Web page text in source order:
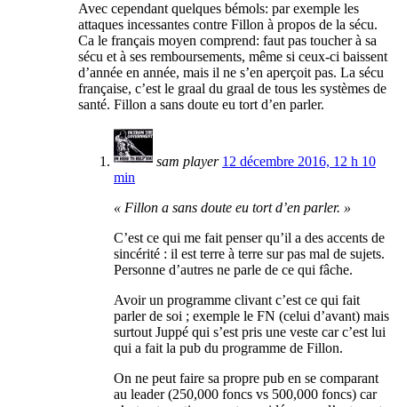
Avec cependant quelques bémols: par exemple les
attaques incessantes contre Fillon à propos de la sécu.
Ca le français moyen comprend: faut pas toucher à sa
sécu et à ses remboursements, même si ceux-ci baissent
d’année en année, mais il ne s’en aperçoit pas. La sécu
française, c’est le graal du graal de tous les systèmes de
santé. Fillon a sans doute eu tort d’en parler.
sam player 12 décembre 2016, 12 h 10
min
« Fillon a sans doute eu tort d’en parler. »
C’est ce qui me fait penser qu’il a des accents de
sincérité : il est terre à terre sur pas mal de sujets.
Personne d’autres ne parle de ce qui fâche.
Avoir un programme clivant c’est ce qui fait
parler de soi ; exemple le FN (celui d’avant) mais
surtout Juppé qui s’est pris une veste car c’est lui
qui a fait la pub du programme de Fillon.
On ne peut faire sa propre pub en se comparant
au leader (250,000 foncs vs 500,000 foncs) car